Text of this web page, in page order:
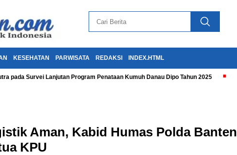
KESEHATAN PARWISATA REDAKSI INDEX.HTML
pada Survei Lanjutan Program Penataan Kumuh Danau Dipo Tahun 2025
Aman, Kabid Humas Polda Banten
KPU